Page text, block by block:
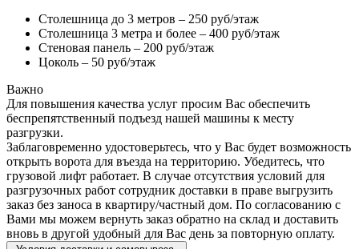
Столешница до 3 метров – 250 руб/этаж
Столешница 3 метра и более – 400 руб/этаж
Стеновая панель – 200 руб/этаж
Цоколь – 50 руб/этаж
Важно
Для повышения качества услуг просим Вас обеспечить
беспрепятственный подъезд нашей машины к месту
разгрузки.
Заблаговременно удостоверьтесь, что у Вас будет возможность
открыть ворота для въезда на территорию. Убедитесь, что
грузовой лифт работает. В случае отсутствия условий для
разгрузочных работ сотрудник доставки в праве выгрузить
заказ без заноса в квартиру/частный дом. По согласованию с
Вами мы можем вернуть заказ обратно на склад и доставить
вновь в другой удобный для Вас день за повторную оплату.